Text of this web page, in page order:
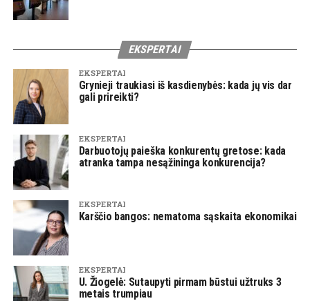
EKSPERTAI
EKSPERTAI
Grynieji traukiasi iš kasdienybės: kada jų vis dar
gali prireikti?
EKSPERTAI
Darbuotojų paieška konkurentų gretose: kada
atranka tampa nesąžininga konkurencija?
EKSPERTAI
Karščio bangos: nematoma sąskaita ekonomikai
EKSPERTAI
U. Žiogelė: Sutaupyti pirmam būstui užtruks 3
metais trumpiau